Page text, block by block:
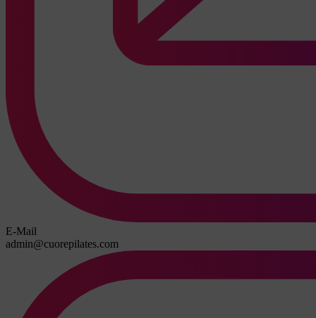
E-Mail
admin@cuorepilates.com